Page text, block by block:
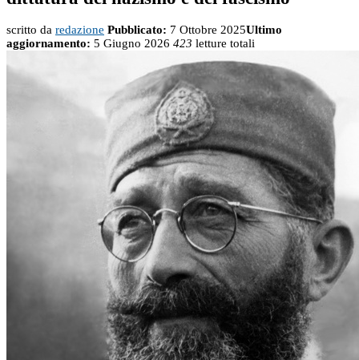
scritto da redazione Pubblicato: 7 Ottobre 2025Ultimo
aggiornamento: 5 Giugno 2026 423 letture totali